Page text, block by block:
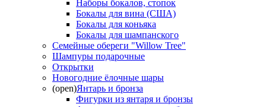
Наборы бокалов, стопок
Бокалы для вина (США)
Бокалы для коньяка
Бокалы для шампанского
Семейные обереги "Willow Tree"
Шампуры подарочные
Открытки
Новогодние ёлочные шары
(open)Янтарь и бронза
Фигурки из янтаря и бронзы